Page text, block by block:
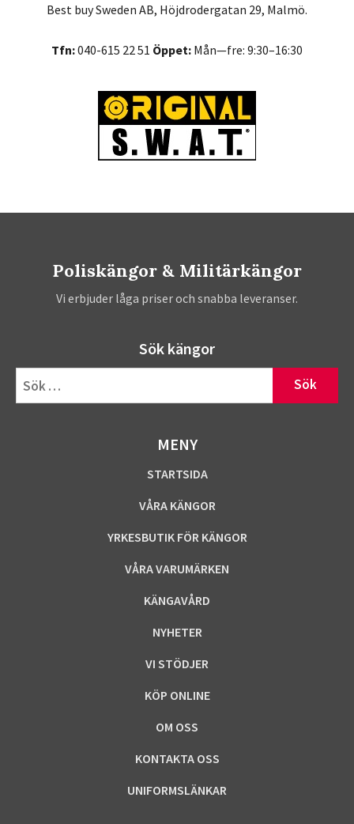
Best buy Sweden AB, Höjdrodergatan 29, Malmö.
Tfn:040-615 22 51 Öppet: Mån—fre: 9:30–16:30
Poliskängor & Militärkängor
Vi erbjuder låga priser och snabba leveranser.
Sök kängor
Sök
efter:
MENY
STARTSIDA
VÅRA KÄNGOR
YRKESBUTIK FÖR KÄNGOR
VÅRA VARUMÄRKEN
KÄNGAVÅRD
NYHETER
VI STÖDJER
KÖP ONLINE
OM OSS
KONTAKTA OSS
UNIFORMSLÄNKAR